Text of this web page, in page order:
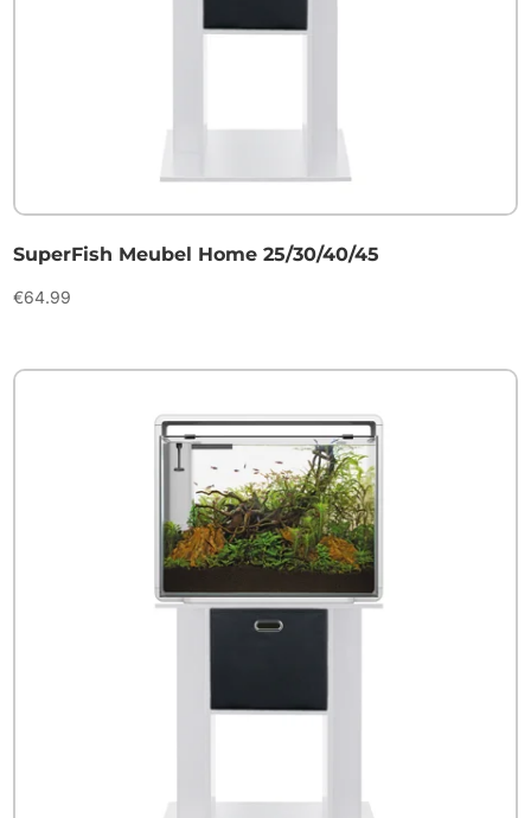
SuperFish Meubel Home 25/30/40/45
€64.99